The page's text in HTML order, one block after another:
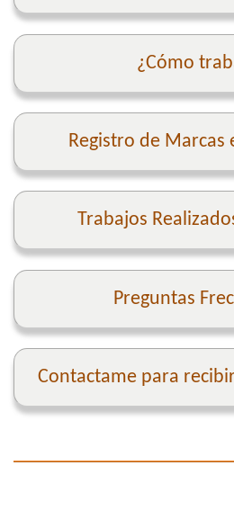
¿Cómo
Registro de Marcas
Trabajos
Preguntas
Contactame para